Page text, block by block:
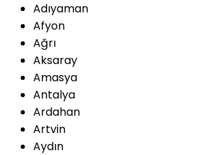
Adıyaman
Afyon
Ağrı
Aksaray
Amasya
Antalya
Ardahan
Artvin
Aydın